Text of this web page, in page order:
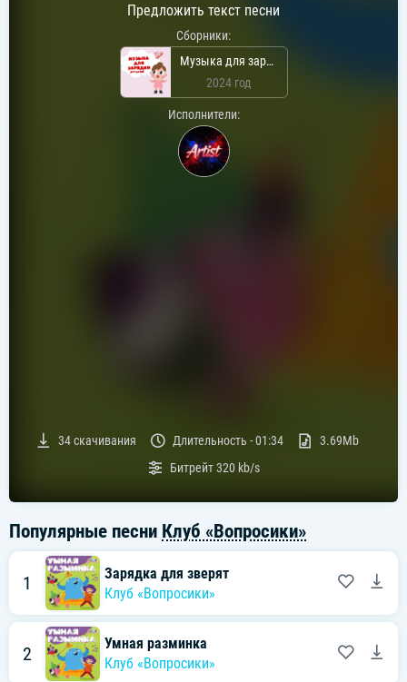
Предложить текст песни
Сборники:
Музыка для зарядки для детей
2024 год
Исполнители:
34скачивания Длительность -01:34
3.69Mb
Битрейт320 kb/s
Популярные песни Клуб «Вопросики»
1
Зарядка для зверят
Клуб «Вопросики»
2
Умная разминка
Клуб «Вопросики»